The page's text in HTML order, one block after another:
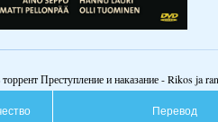
Преступление и наказание - Rikos ja
Перевод